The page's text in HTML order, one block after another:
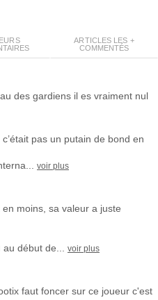
ARTICLES LES +
COMMENTÉS
des gardiens il es vraiment nul
pas un putain de bond en
voir plus
moins, sa valeur a juste
début de... voir plus
faut foncer sur ce joueur c'est